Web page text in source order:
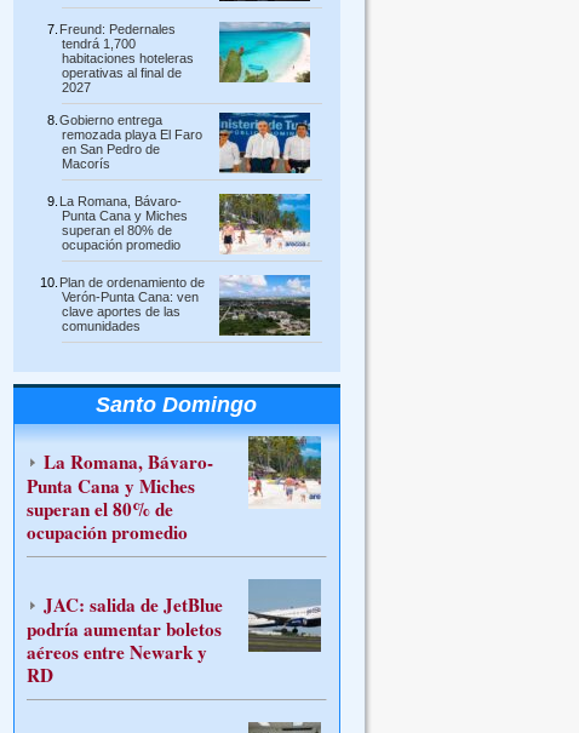
Freund: Pedernales
tendrá 1,700
habitaciones hoteleras
operativas al final de
2027
Gobierno entrega
remozada playa El Faro
en San Pedro de
Macorís
La Romana, Bávaro-
Punta Cana y Miches
superan el 80% de
ocupación promedio
Plan de ordenamiento de
Verón-Punta Cana: ven
clave aportes de las
comunidades
Santo Domingo
La Romana, Bávaro-
Punta Cana y Miches
superan el 80% de
ocupación promedio
JAC: salida de JetBlue
podría aumentar boletos
aéreos entre Newark y
RD